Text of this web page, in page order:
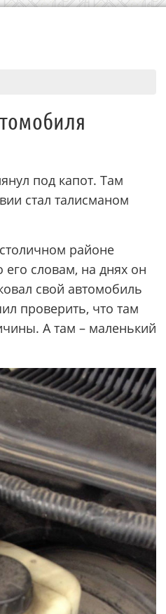
под капот. Там
стал талисманом
районе
словам, на днях он
свой автомобиль
проверить, что там
А там – маленький